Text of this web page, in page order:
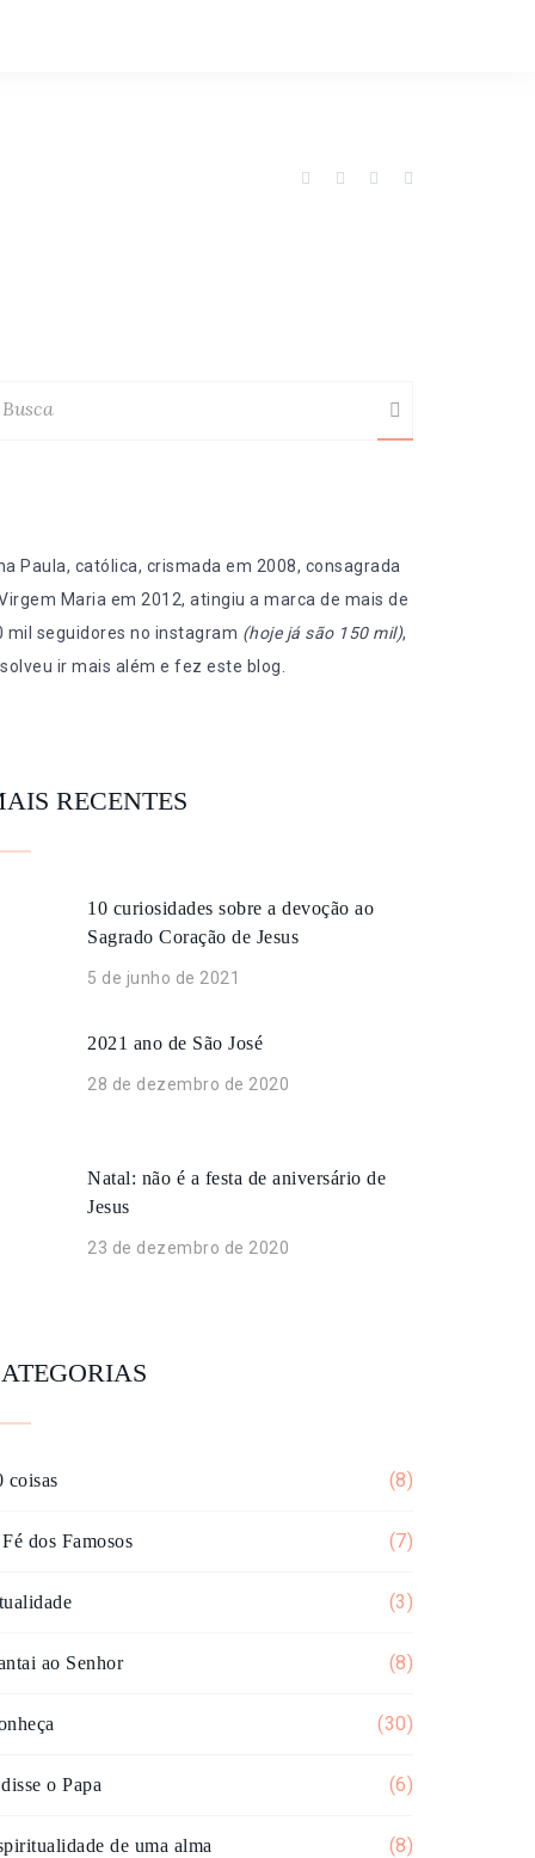
Paula, católica, crismada em 2008, consagrada
Maria em 2012, atingiu a marca de mais de
mil seguidores no instagram (hoje já são 150 mil),
ir mais além e fez este blog.
RECENTES
10 curiosidades sobre a devoção ao
Sagrado Coração de Jesus
5 de junho de 2021
2021 ano de São José
28 de dezembro de 2020
Natal: não é a festa de aniversário de
Jesus
23 de dezembro de 2020
coisas (8)
dos Famosos (7)
(3)
ao Senhor (8)
(30)
o Papa (6)
de uma alma (8)